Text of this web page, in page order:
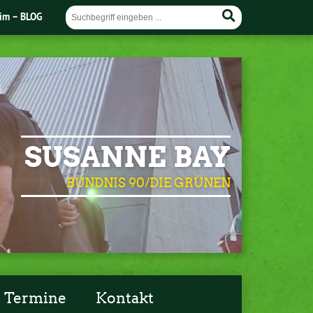
– BLOG
SUSANNE BAY
BÜNDNIS 90/DIE GRÜNEN
Termine Kontakt